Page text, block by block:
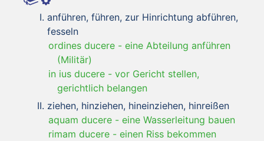
anführen, führen, zur Hinrichtung abführen,
fesseln
ordines ducere - eine Abteilung anführen
(Militär)
in ius ducere - vor Gericht stellen,
gerichtlich belangen
ziehen, hinziehen, hineinziehen, hinreißen
aquam ducere - eine Wasserleitung bauen
rimam ducere - einen Riss bekommen